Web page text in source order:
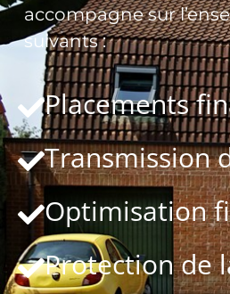
accompagne sur
suivants :
Placements
Transmission
Optimisation
Protection de